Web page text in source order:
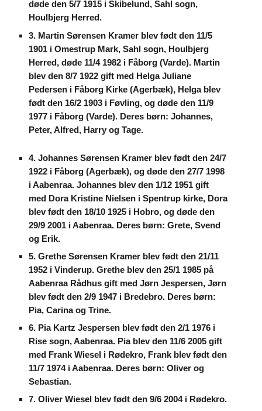
døde den 5/7 1915 i Skibelund, Sahl sogn,
Houlbjerg Herred.
3. Martin Sørensen Kramer blev født den 11/5
1901 i Omestrup Mark, Sahl sogn, Houlbjerg
Herred, døde 11/4 1982 i Fåborg (Varde). Martin
blev den 8/7 1922 gift med Helga Juliane
Pedersen i Fåborg Kirke (Agerbæk), Helga blev
født den 16/2 1903 i Føvling, og døde den 11/9
1977 i Fåborg (Varde). Deres børn: Johannes,
Peter, Alfred, Harry og Tage.
4. Johannes Sørensen Kramer blev født den 24/7
1922 i Fåborg (Agerbæk), og døde den 27/7 1998
i Aabenraa. Johannes blev den 1/12 1951 gift
med Dora Kristine Nielsen i Spentrup kirke, Dora
blev født den 18/10 1925 i Hobro, og døde den
29/9 2001 i Aabenraa. Deres børn: Grete, Svend
og Erik.
5. Grethe Sørensen Kramer blev født den 21/11
1952 i Vinderup. Grethe blev den 25/1 1985 på
Aabenraa Rådhus gift med Jørn Jespersen, Jørn
blev født den 2/9 1947 i Bredebro. Deres børn:
Pia, Carina og Trine.
6. Pia Kartz Jespersen blev født den 2/1 1976 i
Rise sogn, Aabenraa. Pia blev den 11/6 2005 gift
med Frank Wiesel i Rødekro, Frank blev født den
11/7 1974 i Aabenraa. Deres børn: Oliver og
Sebastian.
7. Oliver Wiesel blev født den 9/6 2004 i Rødekro.